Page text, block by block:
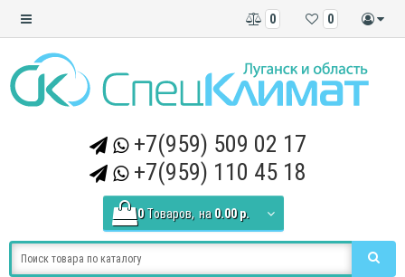
0
0
+7(959) 509 02 17
+7(959) 110 45 18
0 Tоваров, на 0.00 р.